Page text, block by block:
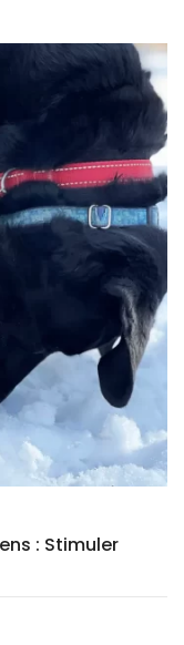
: Stimuler